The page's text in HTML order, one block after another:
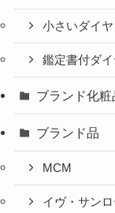
小さいダイヤ
鑑定書付ダイ
ブランド化粧
ブランド品
MCM
イヴ・サン